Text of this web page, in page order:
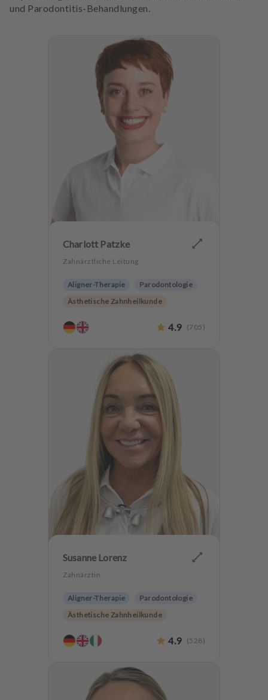
und Parodontitis-Behandlungen.
Charlott Patzke
Zahnärztliche Leitung
Aligner-Therapie
Parodontologie
Ästhetische Zahnheilkunde
Implantologie
4.9 (705 )
Susanne Lorenz
Zahnärztin
Aligner-Therapie
Parodontologie
Ästhetische Zahnheilkunde
Kieferorthopädie
4.9 (528)